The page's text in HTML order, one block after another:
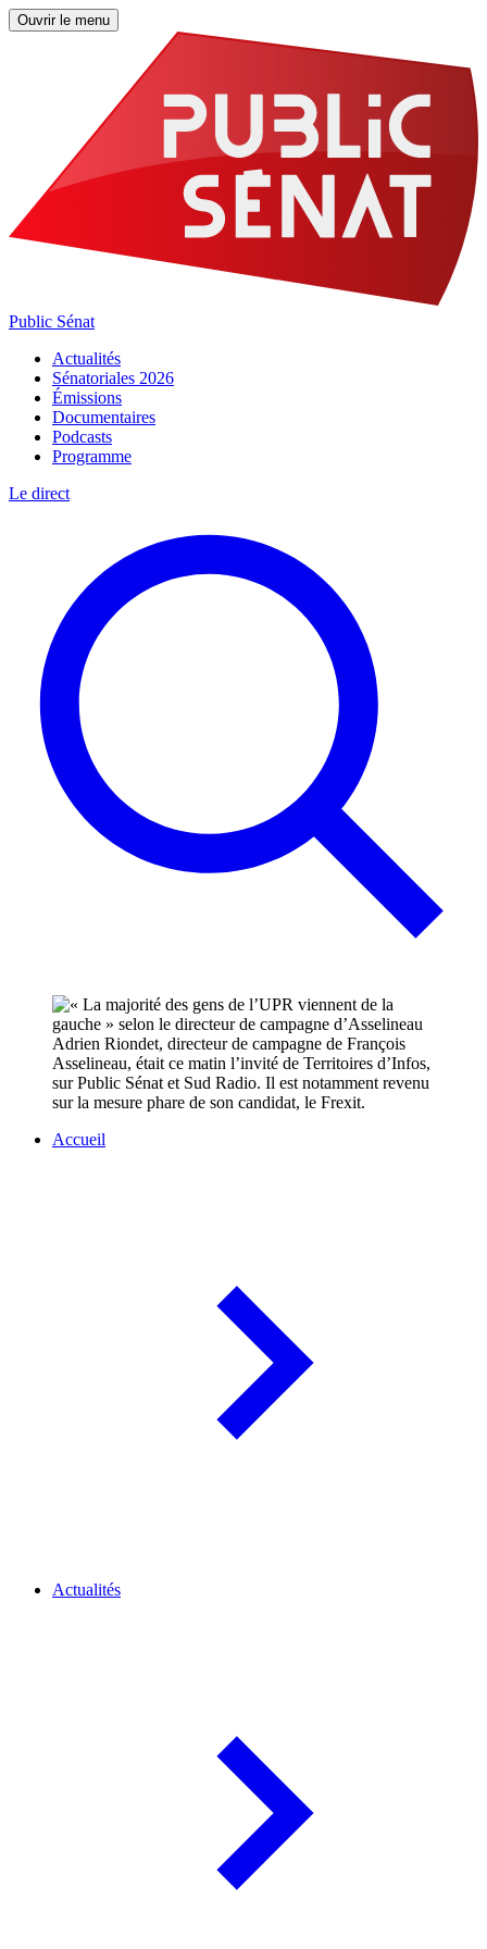
Ouvrir le menu
Public Sénat
Actualités
Sénatoriales 2026
Émissions
Documentaires
Podcasts
Programme
Le direct
Adrien Riondet, directeur de campagne de François
Asselineau, était ce matin l’invité de Territoires d’Infos,
sur Public Sénat et Sud Radio. Il est notamment revenu
sur la mesure phare de son candidat, le Frexit.
Accueil
Actualités